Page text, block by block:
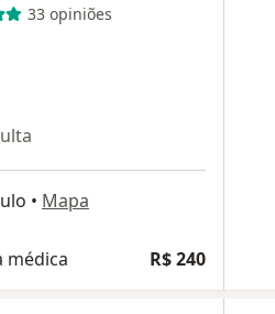
33 opiniões
• Mapa
médica R$ 240